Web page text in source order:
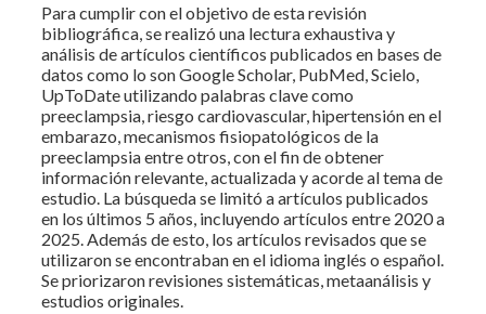
Para cumplir con el objetivo de esta revisión
bibliográfica, se realizó una lectura exhaustiva y
análisis de artículos científicos publicados en bases de
datos como lo son Google Scholar, PubMed, Scielo,
UpToDate utilizando palabras clave como
preeclampsia, riesgo cardiovascular, hipertensión en el
embarazo, mecanismos fisiopatológicos de la
preeclampsia entre otros, con el fin de obtener
información relevante, actualizada y acorde al tema de
estudio. La búsqueda se limitó a artículos publicados
en los últimos 5 años, incluyendo artículos entre 2020 a
2025. Además de esto, los artículos revisados que se
utilizaron se encontraban en el idioma inglés o español.
Se priorizaron revisiones sistemáticas, metaanálisis y
estudios originales.